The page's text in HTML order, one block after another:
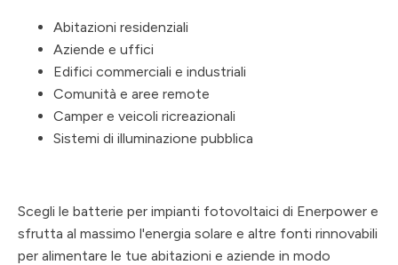
Abitazioni residenziali
Aziende e uffici
Edifici commerciali e industriali
Comunità e aree remote
Camper e veicoli ricreazionali
Sistemi di illuminazione pubblica
Scegli le batterie per impianti fotovoltaici di Enerpower e
sfrutta al massimo l'energia solare e altre fonti rinnovabili
per alimentare le tue abitazioni e aziende in modo